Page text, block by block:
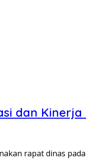
dan Kinerja
rapat dinas